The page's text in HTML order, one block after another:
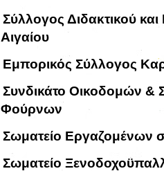
Σύλλογος Διδακτικού
Αιγαίου
Εμπορικός Σύλλογος
Συνδικάτο Οικοδομών &
Φούρνων
Σωματείο Εργαζομένων
Σωματείο